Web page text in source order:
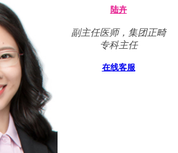
陆卉
副主任医师，集团正畸
专科主任
在线客服